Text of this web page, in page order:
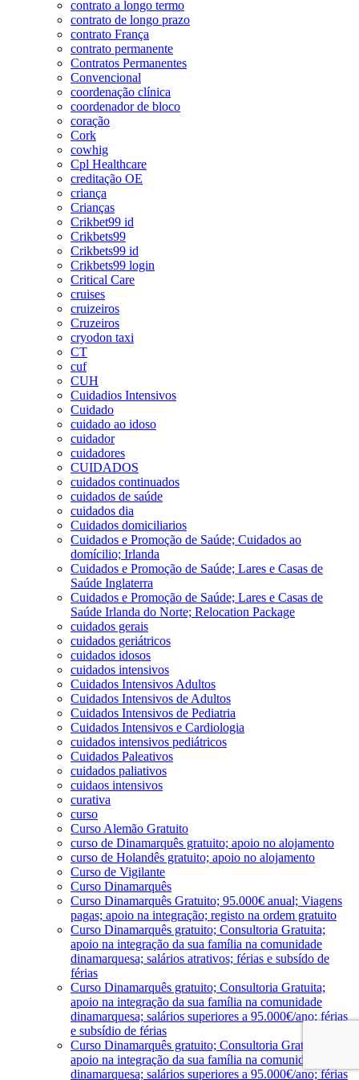
contrato a longo termo
contrato de longo prazo
contrato França
contrato permanente
Contratos Permanentes
Convencional
coordenação clínica
coordenador de bloco
coração
Cork
cowhig
Cpl Healthcare
creditação OE
criança
Crianças
Crikbet99 id
Crikbets99
Crikbets99 id
Crikbets99 login
Critical Care
cruises
cruizeiros
Cruzeiros
cryodon taxi
CT
cuf
CUH
Cuidadios Intensivos
Cuidado
cuidado ao idoso
cuidador
cuidadores
CUIDADOS
cuidados continuados
cuidados de saúde
cuidados dia
Cuidados domiciliarios
Cuidados e Promoção de Saúde; Cuidados ao
domícilio; Irlanda
Cuidados e Promoção de Saúde; Lares e Casas de
Saúde Inglaterra
Cuidados e Promoção de Saúde; Lares e Casas de
Saúde Irlanda do Norte; Relocation Package
cuidados gerais
cuidados geriátricos
cuidados idosos
cuidados intensivos
Cuidados Intensivos Adultos
Cuidados Intensivos de Adultos
Cuidados Intensivos de Pediatria
Cuidados Intensivos e Cardiologia
cuidados intensivos pediátricos
Cuidados Paleativos
cuidados paliativos
cuidaos intensivos
curativa
curso
Curso Alemão Gratuito
curso de Dinamarquês gratuito; apoio no alojamento
curso de Holandês gratuito; apoio no alojamento
Curso de Vigilante
Curso Dinamarquês
Curso Dinamarquês Gratuito; 95.000€ anual; Viagens
pagas; apoio na integração; registo na ordem gratuito
Curso Dinamarquês gratuito; Consultoria Gratuita;
apoio na integração da sua família na comunidade
dinamarquesa; salários atrativos; férias e subsído de
férias
Curso Dinamarquês gratuito; Consultoria Gratuita;
apoio na integração da sua família na comunidade
dinamarquesa; salários superiores a 95.000€/ano; férias
e subsídio de férias
Curso Dinamarquês gratuito; Consultoria Gratuita;
apoio na integração da sua família na comunidade
dinamarquesa; salários superiores a 95.000€/ano; férias